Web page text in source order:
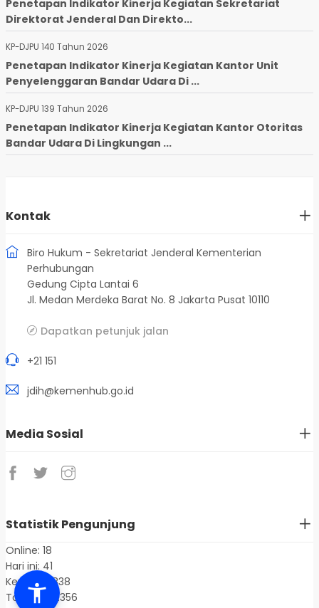
Penetapan Indikator Kinerja Kegiatan Sekretariat
Direktorat Jenderal Dan Direkto...
KP-DJPU 140 Tahun 2026
Penetapan Indikator Kinerja Kegiatan Kantor Unit
Penyelenggaran Bandar Udara Di ...
KP-DJPU 139 Tahun 2026
Penetapan Indikator Kinerja Kegiatan Kantor Otoritas
Bandar Udara Di Lingkungan ...
Kontak
Biro Hukum - Sekretariat Jenderal Kementerian
Perhubungan
Gedung Cipta Lantai 6
Jl. Medan Merdeka Barat No. 8 Jakarta Pusat 10110
Dapatkan petunjuk jalan
+21 151
jdih@kemenhub.go.id
Media Sosial
Statistik Pengunjung
Online: 18
Hari ini: 41
Kemarin: 838
Total: 1.401.356